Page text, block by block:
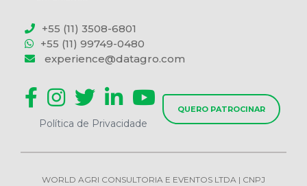
+55 (11) 3508-6801
+55 (11) 99749-0480
experience@datagro.com
Política de Privacidade
QUERO PATROCINAR
WORLD AGRI CONSULTORIA E EVENTOS LTDA | CNPJ